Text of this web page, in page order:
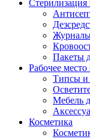
Пакеты
Рабочее место
Типсы
Мебель
Косметика